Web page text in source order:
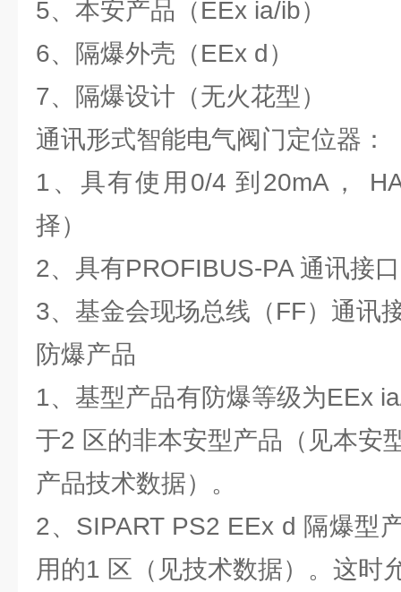
5、本安产品（EEx ia/ib）
6、隔爆外壳（EEx d）
7、隔爆设计（无火花型）
通讯形式智能电气阀门定位器：
1、具有使用0/4 到20mA，
择）
2、具有PROFIBUS-PA 通讯接
3、基金会现场总线（FF）通讯
防爆产品
1、基型产品有防爆等级为EEx
于2 区的非本安型产品（见本安
产品技术数据）。
2、SIPART PS2 EEx d 隔爆型
用的1 区（见技术数据）。这时